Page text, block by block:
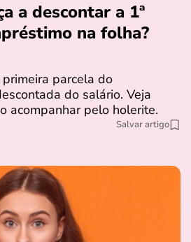
a descontar a 1ª
na folha?
parcela do
do salário. Veja
acompanhar pelo holerite.
Salvar artigo